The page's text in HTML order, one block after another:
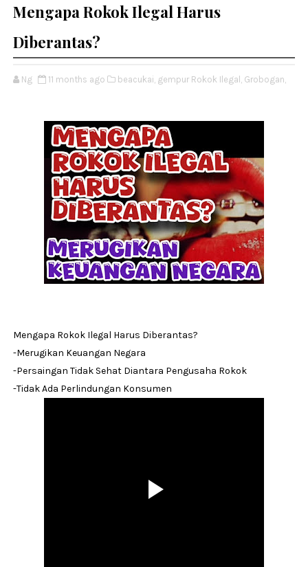
Mengapa Rokok Ilegal Harus
Diberantas?
Ng 11 months ago beacukai, gempur Rokok Ilegal, Grobogan,
Mengapa Rokok Ilegal Harus Diberantas?
-Merugikan Keuangan Negara
-Persaingan Tidak Sehat Diantara Pengusaha Rokok
-Tidak Ada Perlindungan Konsumen